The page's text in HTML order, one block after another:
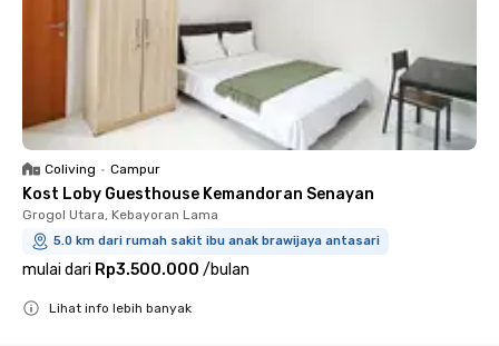
Coliving • Campur
Kost Loby Guesthouse Kemandoran Senayan
Grogol Utara, Kebayoran Lama
5.0 km dari rumah sakit ibu anak brawijaya antasari
mulai dari Rp3.500.000 /bulan
Lihat info lebih banyak